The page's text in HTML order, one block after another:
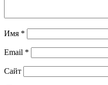
Имя *
Email *
Сайт